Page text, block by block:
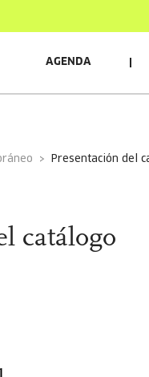
AGENDA
presentación del
catálogo